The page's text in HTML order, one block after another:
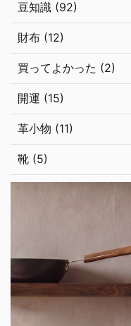
豆知識 (92)
財布 (12)
買ってよかった (2)
開運 (15)
革小物 (11)
靴 (5)